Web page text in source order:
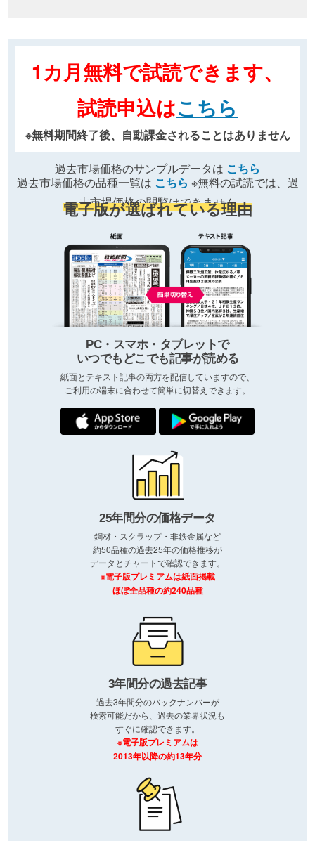
1カ月無料で試読できます、
試読申込はこちら
※無料期間終了後、自動課金されることはありません
過去市場価格のサンプルデータは こちら
過去市場価格の品種一覧は こちら ※無料の試読では、過
去市場価格の閲覧はできません
電子版が選ばれている理由
PC・スマホ・タブレットで
いつでもどこでも記事が読める
紙面とテキスト記事の両方を配信していますので、
ご利用の端末に合わせて簡単に切替えできます。
25年間分の価格データ
鋼材・スクラップ・非鉄金属など
約50品種の過去25年の価格推移が
データとチャートで確認できます。
※電子版プレミアムは紙面掲載
ほぼ全品種の約240品種
3年間分の過去記事
過去3年間分のバックナンバーが
検索可能だから、過去の業界状況も
すぐに確認できます。
※電子版プレミアムは
2013年以降の約13年分